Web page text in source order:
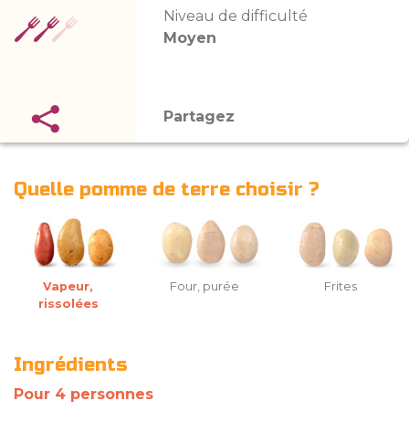
Niveau de difficulté
Moyen
Partagez
Quelle pomme de terre choisir ?
Vapeur,
rissolées
Four, purée Frites
Ingrédients
Pour 4 personnes